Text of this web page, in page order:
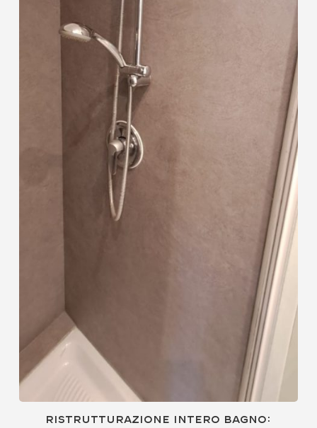
Ristrutturazione intero bagno: